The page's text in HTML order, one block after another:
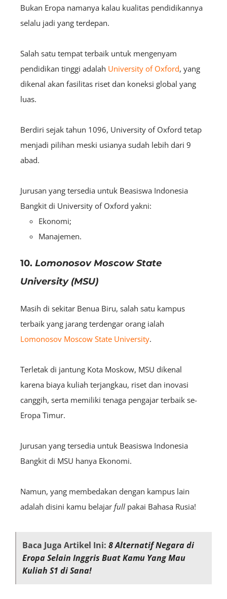
Bukan Eropa namanya kalau kualitas pendidikannya
selalu jadi yang terdepan.
Salah satu tempat terbaik untuk mengenyam
pendidikan tinggi adalah University of Oxford, yang
dikenal akan fasilitas riset dan koneksi global yang
luas.
Berdiri sejak tahun 1096, University of Oxford tetap
menjadi pilihan meski usianya sudah lebih dari 9
abad.
Jurusan yang tersedia untuk Beasiswa Indonesia
Bangkit di University of Oxford yakni:
Ekonomi;
Manajemen.
10. Lomonosov Moscow State
University (MSU)
Masih di sekitar Benua Biru, salah satu kampus
terbaik yang jarang terdengar orang ialah
Lomonosov Moscow State University.
Terletak di jantung Kota Moskow, MSU dikenal
karena biaya kuliah terjangkau, riset dan inovasi
canggih, serta memiliki tenaga pengajar terbaik se-
Eropa Timur.
Jurusan yang tersedia untuk Beasiswa Indonesia
Bangkit di MSU hanya Ekonomi.
Namun, yang membedakan dengan kampus lain
adalah disini kamu belajar full pakai Bahasa Rusia!
Baca Juga Artikel Ini: 8 Alternatif Negara di
Eropa Selain Inggris Buat Kamu Yang Mau
Kuliah S1 di Sana!